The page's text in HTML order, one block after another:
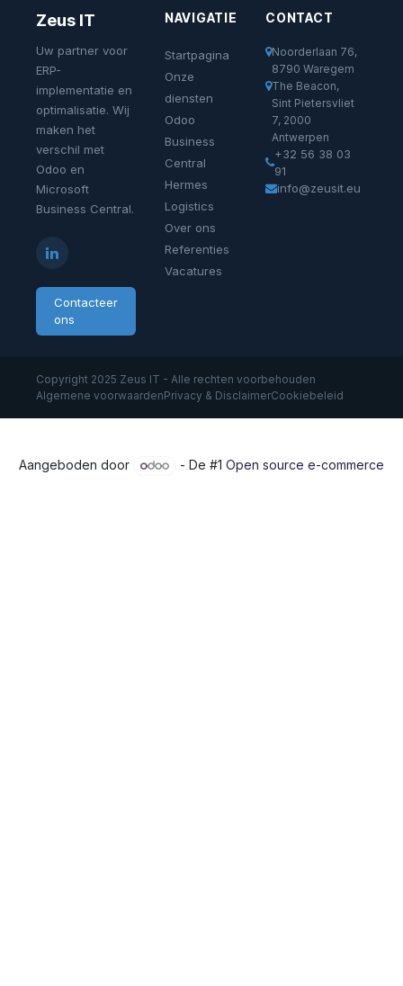
Zeus IT
Uw partner voor
ERP-
implementatie en
optimalisatie. Wij
maken het
verschil met
Odoo en
Microsoft
Business Central.
Contacteer
ons
NAVIGATIE
Startpagina
Onze
diensten
Odoo
Business
Central
Hermes
Logistics
Over ons
Referenties
Vacatures
CONTACT
Noorderlaan 76,
8790 Waregem
The Beacon,
Sint Pietersvliet
7, 2000
Antwerpen
+32 56 38 03
91
info@zeusit.eu
Copyright 2025 Zeus IT - Alle rechten voorbehouden
Algemene voorwaardenPrivacy & DisclaimerCookiebeleid
Aangeboden door - De #1Open source e-commerce